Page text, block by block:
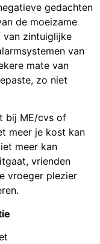
gedachten
de moeizame
zintuiglijke
van
mate van
zo niet
bij ME/cvs of
meer je kost kan
meer kan
vrienden
vroeger plezier